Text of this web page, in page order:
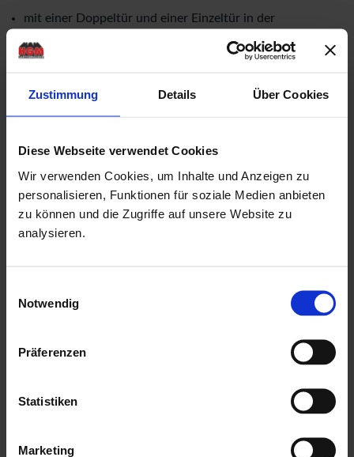
Zustimmung Details Über Cookies
Diese Webseite verwendet Cookies
Wir verwenden Cookies, um Inhalte und Anzeigen zu
personalisieren, Funktionen für soziale Medien anbieten
zu können und die Zugriffe auf unsere Website zu
analysieren.
Notwendig
Präferenzen
Statistiken
Marketing
mit einer Doppeltür und einer Einzeltür in der
Vorderfront
Höhe: 1,925 mtr.
Rahmenaußenmaße der Einzeltür: Breite: 0,915 mtr. x
Höhe: 1,925 mtr.
Türen mit einer niedrigen Metallschwelle (keine
Stolperfalle!)
Drückergarnitur & Profilzylinderschloss für Türen
mit Echtglaseinsätzen als kostenlose Beigabe
Herstellung "Made in Germany"